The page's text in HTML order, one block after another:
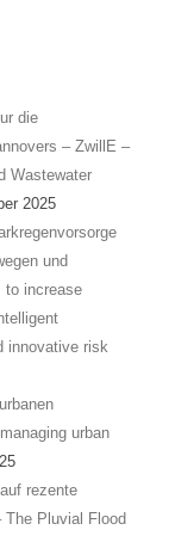
die
– ZwillE –
Wastewater
2025
und
to increase
innovative risk
urban
rezente
The Pluvial Flood